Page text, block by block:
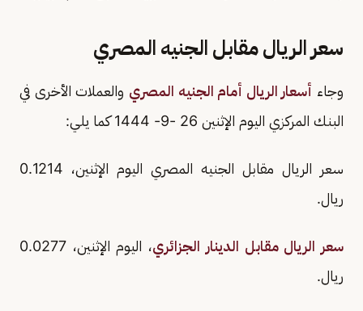
سعر الريال مقابل الجنيه المصري
وجاء أسعار الريال أمام الجنيه المصري والعملات الأخرى في
البنك المركزي اليوم الإثنين 26 -9- 1444 كما يلي:
سعر الريال مقابل الجنيه المصري اليوم الإثنين، 0.1214
ريال.
سعر الريال مقابل الدينار الجزائري
، اليوم الإثنين، 0.0277
ريال.